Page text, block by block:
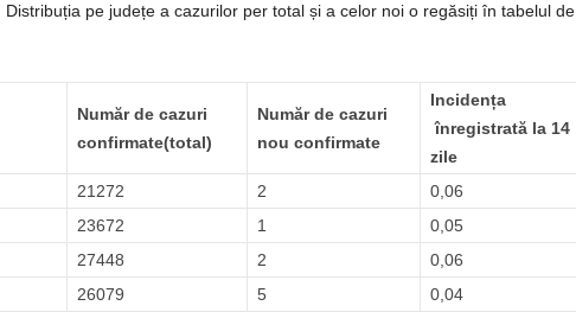
pe județe a cazurilor per total și a celor noi o regăsiți în tabelul de
Număr de cazuri
confirmate(total)
Număr de cazuri
nou confirmate
Incidența
înregistrată la 14
zile
21272 2
0,06
23672 1
0,05
27448 2
0,06
26079 5
0,04